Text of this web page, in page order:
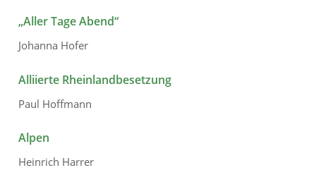
„Aller Tage Abend“
Johanna Hofer
Alliierte Rheinlandbesetzung
Paul Hoffmann
Alpen
Heinrich Harrer